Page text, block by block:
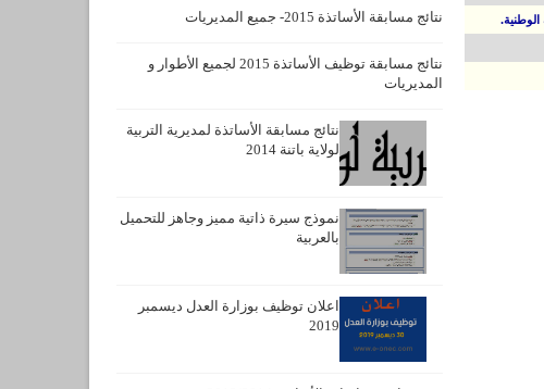
نتائج مسابقة الأساتذة 2015- جميع المديريات
نتائج مسابقة توظيف الأساتذة 2015 لجميع الأطوار و
المديريات
نتائج مسابقة الأساتذة لمديرية التربية
لولاية باتنة 2014
نموذج سيرة ذاتية مميز وجاهز للتحميل
بالعربية
اعلان توظيف بوزارة العدل ديسمبر
2019